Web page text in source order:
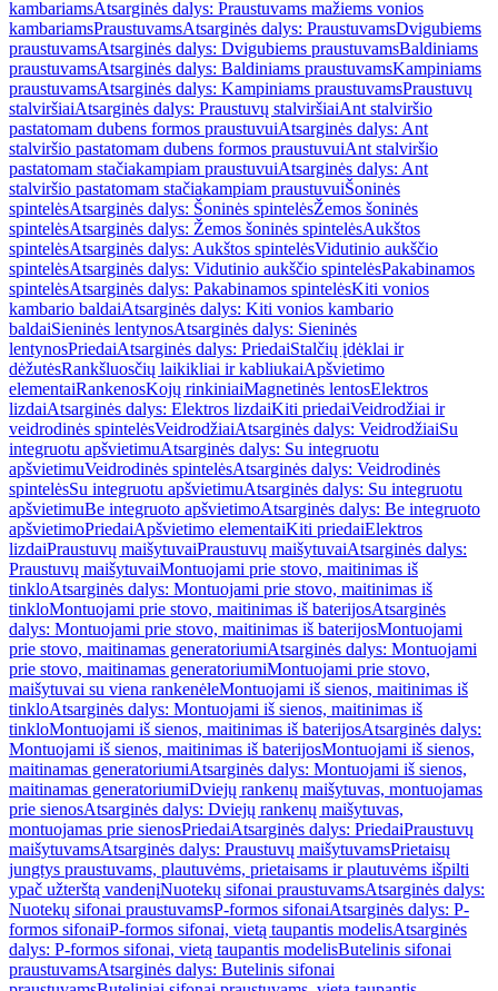
kambariamsAtsarginės dalys: Praustuvams mažiems vonios
kambariamsPraustuvamsAtsarginės dalys: PraustuvamsDvigubiems
praustuvamsAtsarginės dalys: Dvigubiems praustuvamsBaldiniams
praustuvamsAtsarginės dalys: Baldiniams praustuvamsKampiniams
praustuvamsAtsarginės dalys: Kampiniams praustuvamsPraustuvų
stalviršiaiAtsarginės dalys: Praustuvų stalviršiaiAnt stalviršio
pastatomam dubens formos praustuvuiAtsarginės dalys: Ant
stalviršio pastatomam dubens formos praustuvuiAnt stalviršio
pastatomam stačiakampiam praustuvuiAtsarginės dalys: Ant
stalviršio pastatomam stačiakampiam praustuvuiŠoninės
spintelėsAtsarginės dalys: Šoninės spintelėsŽemos šoninės
spintelėsAtsarginės dalys: Žemos šoninės spintelėsAukštos
spintelėsAtsarginės dalys: Aukštos spintelėsVidutinio aukščio
spintelėsAtsarginės dalys: Vidutinio aukščio spintelėsPakabinamos
spintelėsAtsarginės dalys: Pakabinamos spintelėsKiti vonios
kambario baldaiAtsarginės dalys: Kiti vonios kambario
baldaiSieninės lentynosAtsarginės dalys: Sieninės
lentynosPriedaiAtsarginės dalys: PriedaiStalčių įdėklai ir
dėžutėsRankšluosčių laikikliai ir kabliukaiApšvietimo
elementaiRankenosKojų rinkiniaiMagnetinės lentosElektros
lizdaiAtsarginės dalys: Elektros lizdaiKiti priedaiVeidrodžiai ir
veidrodinės spintelėsVeidrodžiaiAtsarginės dalys: VeidrodžiaiSu
integruotu apšvietimuAtsarginės dalys: Su integruotu
apšvietimuVeidrodinės spintelėsAtsarginės dalys: Veidrodinės
spintelėsSu integruotu apšvietimuAtsarginės dalys: Su integruotu
apšvietimuBe integruoto apšvietimoAtsarginės dalys: Be integruoto
apšvietimoPriedaiApšvietimo elementaiKiti priedaiElektros
lizdaiPraustuvų maišytuvaiPraustuvų maišytuvaiAtsarginės dalys:
Praustuvų maišytuvaiMontuojami prie stovo, maitinimas iš
tinkloAtsarginės dalys: Montuojami prie stovo, maitinimas iš
tinkloMontuojami prie stovo, maitinimas iš baterijosAtsarginės
dalys: Montuojami prie stovo, maitinimas iš baterijosMontuojami
prie stovo, maitinamas generatoriumiAtsarginės dalys: Montuojami
prie stovo, maitinamas generatoriumiMontuojami prie stovo,
maišytuvai su viena rankenėleMontuojami iš sienos, maitinimas iš
tinkloAtsarginės dalys: Montuojami iš sienos, maitinimas iš
tinkloMontuojami iš sienos, maitinimas iš baterijosAtsarginės dalys:
Montuojami iš sienos, maitinimas iš baterijosMontuojami iš sienos,
maitinamas generatoriumiAtsarginės dalys: Montuojami iš sienos,
maitinamas generatoriumiDviejų rankenų maišytuvas, montuojamas
prie sienosAtsarginės dalys: Dviejų rankenų maišytuvas,
montuojamas prie sienosPriedaiAtsarginės dalys: PriedaiPraustuvų
maišytuvamsAtsarginės dalys: Praustuvų maišytuvamsPrietaisų
jungtys praustuvams, plautuvėms, prietaisams ir plautuvėms išpilti
ypač užterštą vandenįNuotekų sifonai praustuvamsAtsarginės dalys:
Nuotekų sifonai praustuvamsP-formos sifonaiAtsarginės dalys: P-
formos sifonaiP-formos sifonai, vietą taupantis modelisAtsarginės
dalys: P-formos sifonai, vietą taupantis modelisButelinis sifonai
praustuvamsAtsarginės dalys: Butelinis sifonai